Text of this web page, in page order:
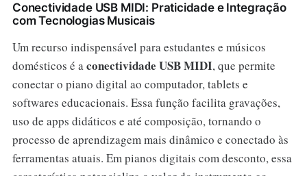
Conectividade USB MIDI: Praticidade e Integração
com Tecnologias Musicais
Um recurso indispensável para estudantes e músicos
domésticos é aconectividade USB MIDI, que permite
conectar o piano digital ao computador, tablets e
softwares educacionais. Essa função facilita gravações,
uso de apps didáticos e até composição, tornando o
processo de aprendizagem mais dinâmico e conectado às
ferramentas atuais. Em pianos digitais com desconto, essa